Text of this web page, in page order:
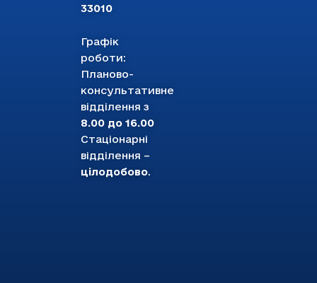
33010
Графік
роботи:
Планово-
консультативне
відділення з
8.00 до 16.00
Стаціонарні
відділення –
цілодобово.